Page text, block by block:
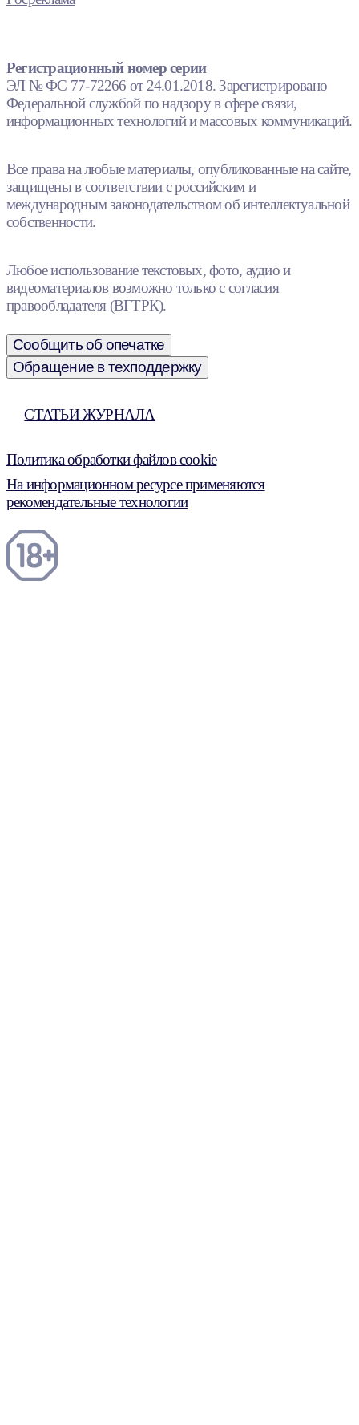
Регистрационный номер серии
ЭЛ № ФС 77-72266 от 24.01.2018. Зарегистрировано
Федеральной службой по надзору в сфере связи,
информационных технологий и массовых коммуникаций.
Все права на любые материалы, опубликованные на сайте,
защищены в соответствии с российским и
международным законодательством об интеллектуальной
собственности.
Любое использование текстовых, фото, аудио и
видеоматериалов возможно только с согласия
правообладателя (ВГТРК).
Сообщить об опечатке
Обращение в техподдержку
СТАТЬИ ЖУРНАЛА
Политика обработки файлов cookie
На информационном ресурсе применяются
рекомендательные технологии